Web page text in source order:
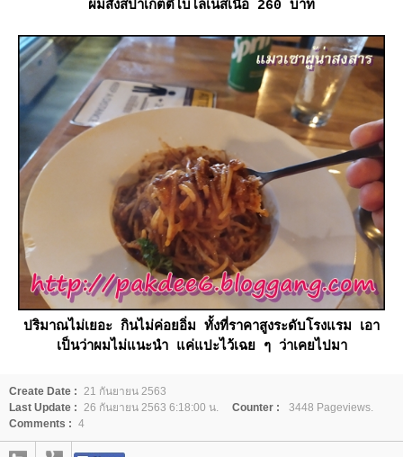
ผมสั่งสปาเก็ตตี้โบโลเนสเนื้อ 260 บาท
ปริมาณไม่เยอะ กินไม่ค่อยอิ่ม ทั้งที่ราคาสูงระดับโรงแรม เอา
เป็นว่าผมไม่แนะนำ แค่แปะไว้เฉย ๆ ว่าเคยไปมา
Create Date : 21 กันยายน 2563
Last Update : 26 กันยายน 2563 6:18:00 น. Counter :
3448 Pageviews.
Comments : 4